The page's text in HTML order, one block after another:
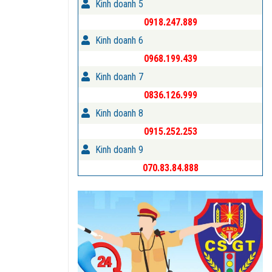
Kinh doanh 5
0918.247.889
Kinh doanh 6
0968.199.439
Kinh doanh 7
0836.126.999
Kinh doanh 8
0915.252.253
Kinh doanh 9
070.83.84.888